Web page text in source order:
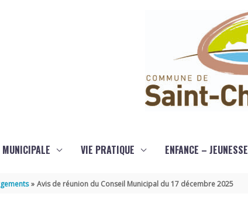
VIE PRATIQUE ENFANCE – JEUNESSE
Avis de réunion du Conseil Municipal du 17 décembre 2025